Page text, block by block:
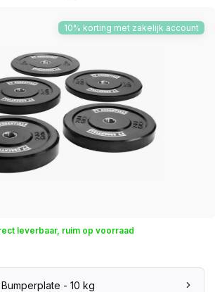
10% korting met zakelijk account
leverbaar, ruim op voorraad
- 10 kg